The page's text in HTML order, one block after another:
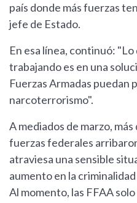
país donde más fuerzas
jefe de Estado.
En esa línea, continuó:
trabajando es en una
Fuerzas Armadas puedan
narcoterrorismo".
A mediados de marzo,
fuerzas federales
atraviesa una sensible
aumento en la
Al momento, las FFAA